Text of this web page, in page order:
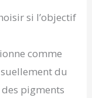
si l’objectif
comme
du
pigments